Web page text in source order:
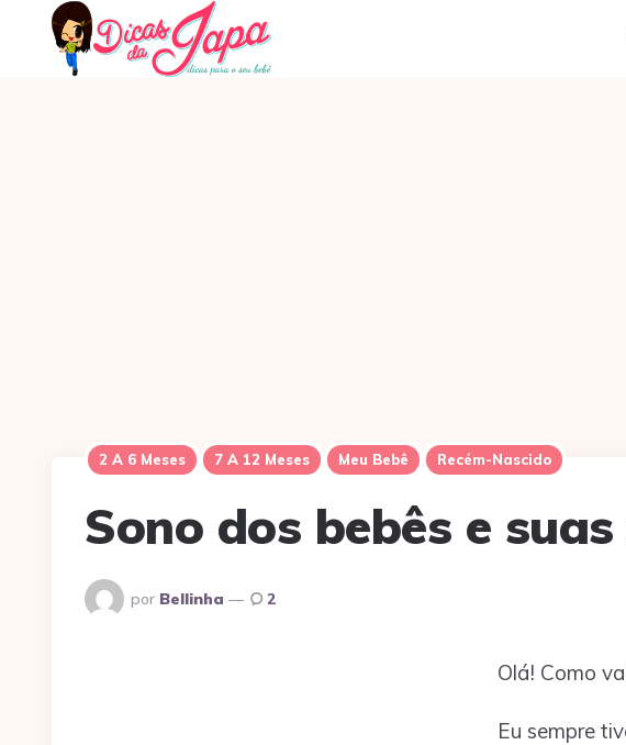
2 A 6 Meses 7 A 12 Meses Meu Bebê Recém-Nascido
Sono dos bebês e
Postado
Por
por Bellinha 2
Olá! Como
Eu sempre